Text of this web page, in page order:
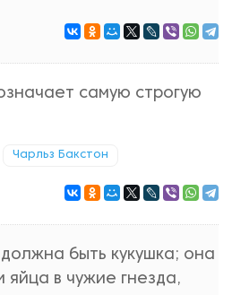
самую строгую
Чарльз Бакстон
быть кукушка; она
яйца в чужие гнезда,